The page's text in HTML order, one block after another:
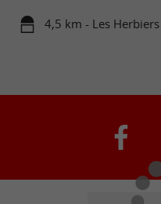
4,5 km - Les Herbiers